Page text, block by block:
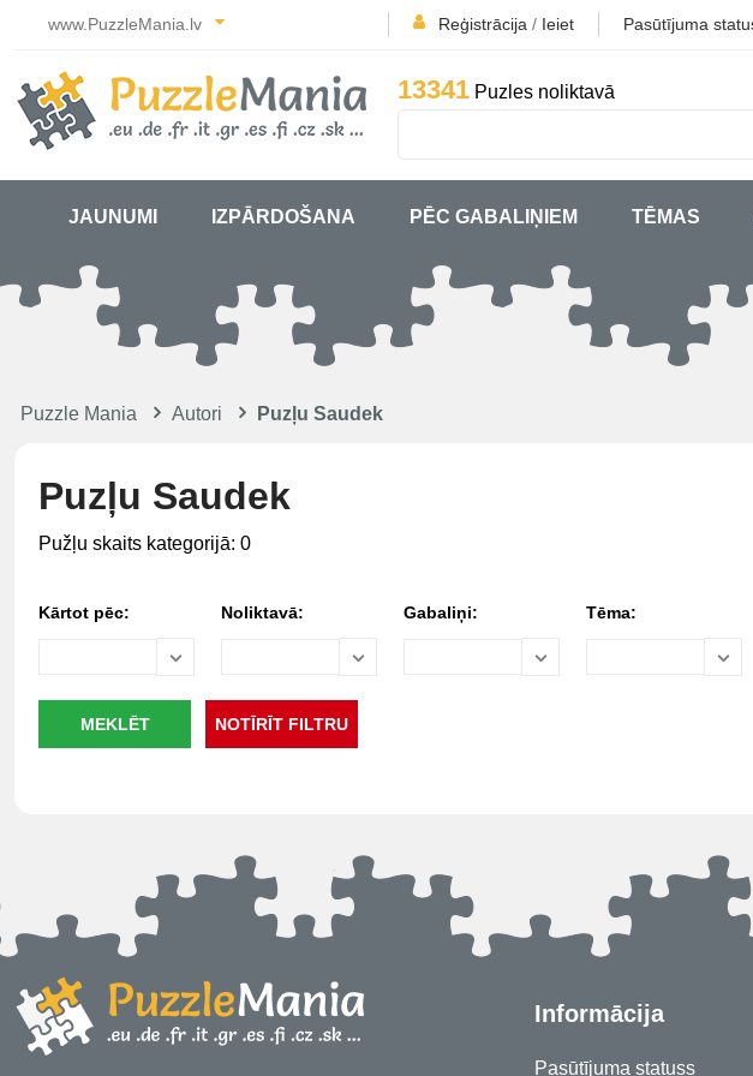
www.PuzzleMania.lv Reģistrācija / Ieiet Pasūtījuma
13341 Puzles noliktavā
JAUNUMI IZPĀRDOŠANA PĒC GABALIŅIEM TĒMAS
Puzzle Mania Autori Puzļu Saudek
Puzļu Saudek
Pužļu skaits kategorijā: 0
Kārtot pēc: Noliktavā: Gabaliņi: Tēma:
Informācija
Pasūtījuma statuss